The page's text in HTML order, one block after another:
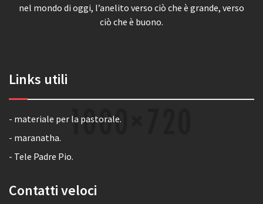
nel mondo di oggi, l’anelito verso ciò che è grande, verso
ciò che è buono.
Links utili
- materiale per la pastorale.
- maranatha.
- Tele Padre Pio.
Contatti veloci